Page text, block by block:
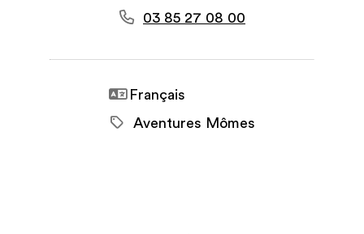
03 85 27 08 00
Français
Aventures Mômes